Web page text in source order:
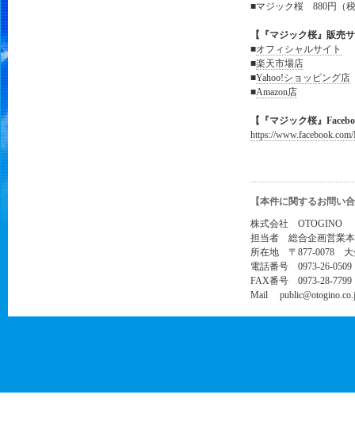
■マジック桜 880円
【 『マジック桜』 販売
■オフィシャルサイト
■楽天市場店
■Yahoo!ショッピング店
■Amazon店
【『マジック桜』
https://
【本件に関するお問い
株式会社 OTOGINO
担当者 総合企画営業
所在地 〒877-0078 大
電話番号 0973-26-0509
FAX番号 0973-28-7799
Mail